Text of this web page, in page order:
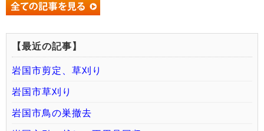
【最近の記事】
岩国市剪定、草刈り
岩国市草刈り
岩国市鳥の巣撤去